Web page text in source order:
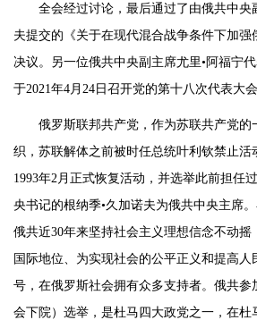
全会经过讨论，最后通过了由俄共中央
夫提交的《关于在现代混合战争条件下加强
决议。另一位俄共中央副主席尤里•阿福宁
于2021年4月24日召开党的第十八次代表大会
俄罗斯联邦共产党，作为苏联共产党的
织，苏联解体之前被时任总统叶利钦禁止活
1993年2月正式恢复活动，并选举此前担任
央书记的根纳季•久加诺夫为俄共中央主席
俄共近30年来坚持社会主义理想信念不动摇
国际地位、为实现社会的公平正义和提高人
号，在俄罗斯社会拥有众多支持者。俄共参
会下院）选举，是杜马四大政党之一，在杜